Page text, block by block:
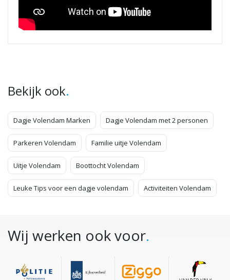
Bekijk ook.
Dagje Volendam Marken Dagje Volendam met 2 personen
Parkeren Volendam Familie uitje Volendam
Uitje Volendam Boottocht Volendam
Leuke Tips voor een dagje volendam Activiteiten Volendam
Wij werken ook voor.